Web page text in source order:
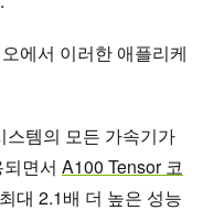
에서 이러한 애플리케
템의 모든 가속기가
면서 A100 Tensor 코
대 2.1배 더 높은 성능